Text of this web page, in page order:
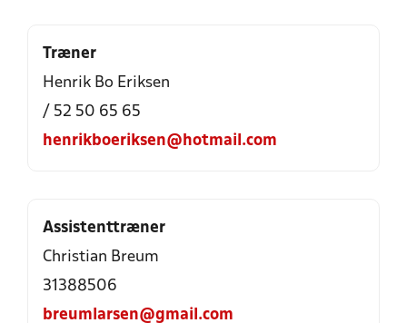
Træner
Henrik Bo Eriksen
/ 52 50 65 65
henrikboeriksen@hotmail.com
Assistenttræner
Christian Breum
31388506
breumlarsen@gmail.com